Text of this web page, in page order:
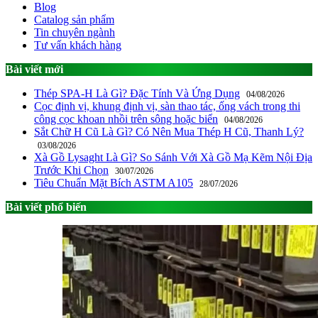
Blog
Catalog sản phẩm
Tin chuyên ngành
Tư vấn khách hàng
Bài viết mới
Thép SPA-H Là Gì? Đặc Tính Và Ứng Dụng
04/08/2026
Cọc định vị, khung định vị, sàn thao tác, ống vách trong thi
công cọc khoan nhồi trên sông hoặc biển
04/08/2026
Sắt Chữ H Cũ Là Gì? Có Nên Mua Thép H Cũ, Thanh Lý?
03/08/2026
Xà Gồ Lysaght Là Gì? So Sánh Với Xà Gồ Mạ Kẽm Nội Địa
Trước Khi Chọn
30/07/2026
Tiêu Chuẩn Mặt Bích ASTM A105 28/07/2026
Bài viết phổ biến